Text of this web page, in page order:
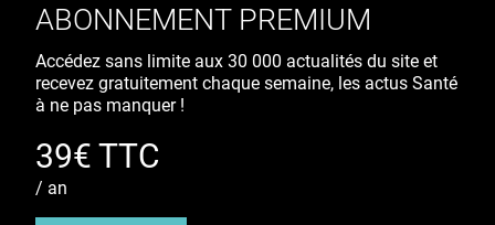
ABONNEMENT PREMIUM
Accédez sans limite aux 30 000 actualités du site et
recevez gratuitement chaque semaine, les actus Santé
à ne pas manquer !
39€ TTC
/ an